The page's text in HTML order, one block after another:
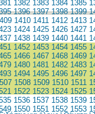
1382 1383 1384 1385
1396 1397 1398 1399
1410 1411 1412 1413
1424 1425 1426 1427
1438 1439 1440 1441
1452 1453 1454 1455
1466 1467 1468 1469
1480 1481 1482 1483
1494 1495 1496 1497
1508 1509 1510 1511
1522 1523 1524 1525
1536 1537 1538 1539
1550 1551 1552 1553